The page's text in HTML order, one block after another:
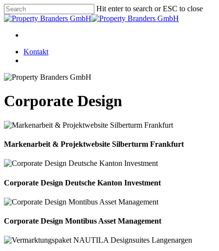
Skip
to
content
Hit enter to search or ESC to close
Close
Menu
Kontakt
Corporate Design
Markenarbeit & Projektwebsite Silberturm Frankfurt
Corporate Design Deutsche Kanton Investment
Corporate Design Montibus Asset Management